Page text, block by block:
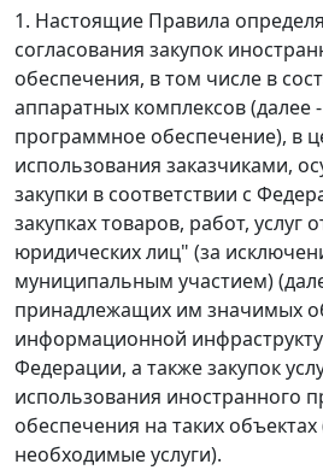
1. Настоящие Правила
согласования закупок
обеспечения, в том числе в
аппаратных комплексов (далее
программное обеспечение), в
использования заказчиками,
закупки в соответствии с
закупках товаров, работ,
юридических лиц" (за
муниципальным участием)
принадлежащих им значимых
информационной
Федерации, а также закупок
использования иностранного
обеспечения на таких объектах
необходимые услуги).